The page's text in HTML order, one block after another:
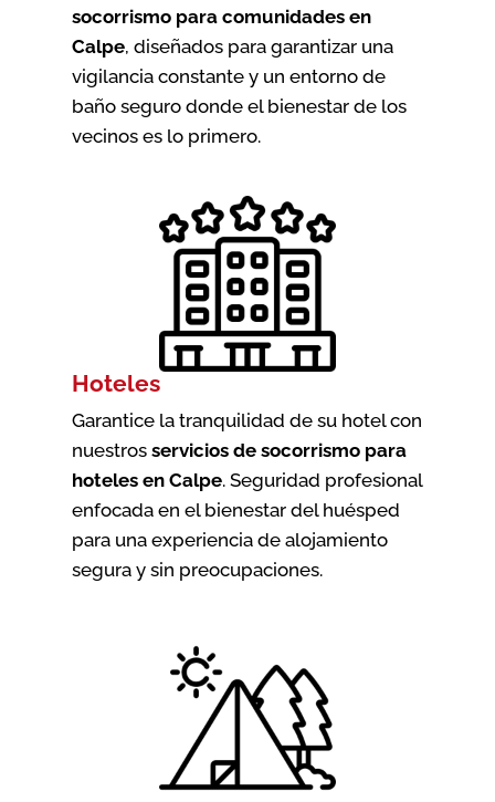
socorrismo para comunidades en
Calpe, diseñados para garantizar una
vigilancia constante y un entorno de
baño seguro donde el bienestar de los
vecinos es lo primero.
Hoteles
Garantice la tranquilidad de su hotel con
nuestros servicios de socorrismo para
hoteles en Calpe. Seguridad profesional
enfocada en el bienestar del huésped
para una experiencia de alojamiento
segura y sin preocupaciones.